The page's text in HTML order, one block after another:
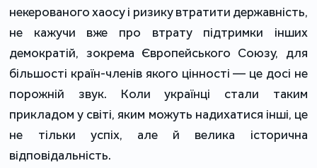
некерованого хаосу і ризику втратити державність,
не кажучи вже про втрату підтримки інших
демократій, зокрема Європейського Союзу, для
більшості країн-членів якого цінності — це досі не
порожній звук. Коли українці стали таким
прикладом у світі, яким можуть надихатися інші, це
не тільки успіх, але й велика історична
відповідальність.